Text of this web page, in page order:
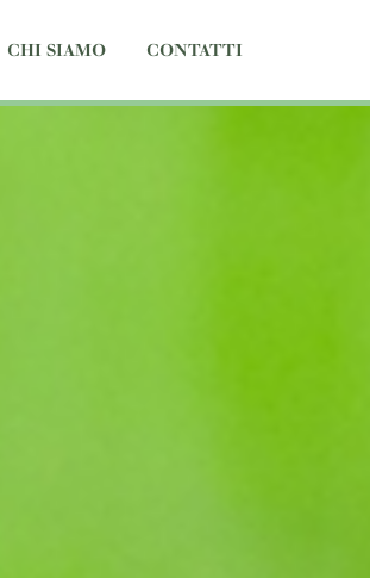
CHI SIAMO CONTATTI